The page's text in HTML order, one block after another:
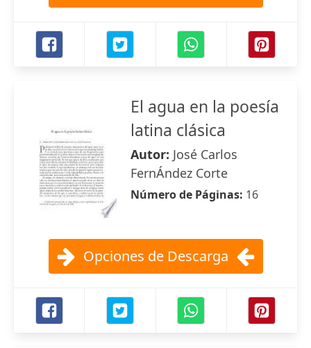
El agua en la poesía
latina clásica
Autor: José Carlos
FernÁndez Corte
Número de Páginas: 16
Opciones de Descarga